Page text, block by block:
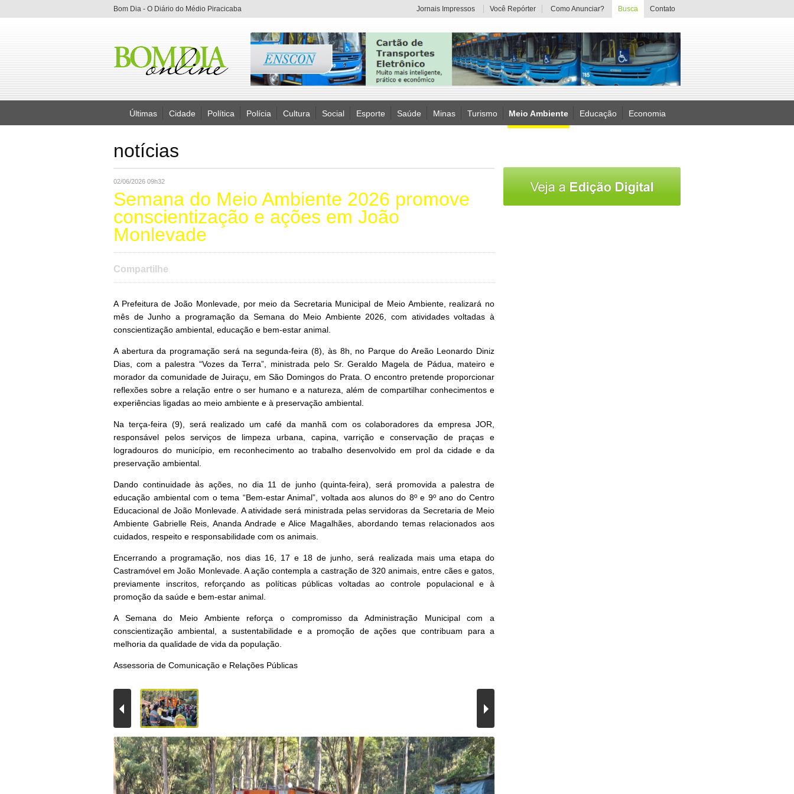
Bom Dia - O Diário do Médio Piracicaba Jornais Impressos Você Repórter Como Anunciar? Busca Contato
Últimas Cidade Política Polícia Cultura Social Esporte Saúde Minas Turismo Meio Ambiente Educação Economia
notícias
02/06/2026 09h32
Semana do Meio Ambiente 2026 promove
conscientização e ações em João
Monlevade
Compartilhe
A Prefeitura de João Monlevade, por meio da Secretaria Municipal de Meio Ambiente, realizará no
mês de Junho a programação da Semana do Meio Ambiente 2026, com atividades voltadas à
conscientização ambiental, educação e bem-estar animal.
A abertura da programação será na segunda-feira (8), às 8h, no Parque do Areão Leonardo Diniz
Dias, com a palestra “Vozes da Terra”, ministrada pelo Sr. Geraldo Magela de Pádua, mateiro e
morador da comunidade de Juiraçu, em São Domingos do Prata. O encontro pretende proporcionar
reflexões sobre a relação entre o ser humano e a natureza, além de compartilhar conhecimentos e
experiências ligadas ao meio ambiente e à preservação ambiental.
Na terça-feira (9), será realizado um café da manhã com os colaboradores da empresa JOR,
responsável pelos serviços de limpeza urbana, capina, varrição e conservação de praças e
logradouros do município, em reconhecimento ao trabalho desenvolvido em prol da cidade e da
preservação ambiental.
Dando continuidade às ações, no dia 11 de junho (quinta-feira), será promovida a palestra de
educação ambiental com o tema “Bem-estar Animal”, voltada aos alunos do 8º e 9º ano do Centro
Educacional de João Monlevade. A atividade será ministrada pelas servidoras da Secretaria de Meio
Ambiente Gabrielle Reis, Ananda Andrade e Alice Magalhães, abordando temas relacionados aos
cuidados, respeito e responsabilidade com os animais.
Encerrando a programação, nos dias 16, 17 e 18 de junho, será realizada mais uma etapa do
Castramóvel em João Monlevade. A ação contempla a castração de 320 animais, entre cães e gatos,
previamente inscritos, reforçando as políticas públicas voltadas ao controle populacional e à
promoção da saúde e bem-estar animal.
A Semana do Meio Ambiente reforça o compromisso da Administração Municipal com a
conscientização ambiental, a sustentabilidade e a promoção de ações que contribuam para a
melhoria da qualidade de vida da população.
Assessoria de Comunicação e Relações Públicas